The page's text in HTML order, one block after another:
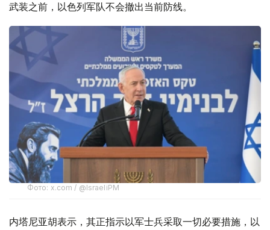
武装之前，以色列军队不会撤出当前防线。
Фото: x.com / @IsraeliPM
内塔尼亚胡表示，其正指示以军士兵采取一切必要措施，以